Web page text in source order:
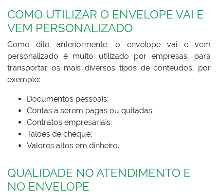
COMO UTILIZAR O ENVELOPE VAI E
VEM PERSONALIZADO
Como dito anteriormente, o envelope vai e vem
personalizado é muito utilizado por empresas, para
transportar os mais diversos tipos de conteúdos, por
exemplo:
Documentos pessoais;
Contas à serem pagas ou quitadas;
Contratos empresariais;
Talões de cheque;
Valores altos em dinheiro.
QUALIDADE NO ATENDIMENTO E
NO ENVELOPE